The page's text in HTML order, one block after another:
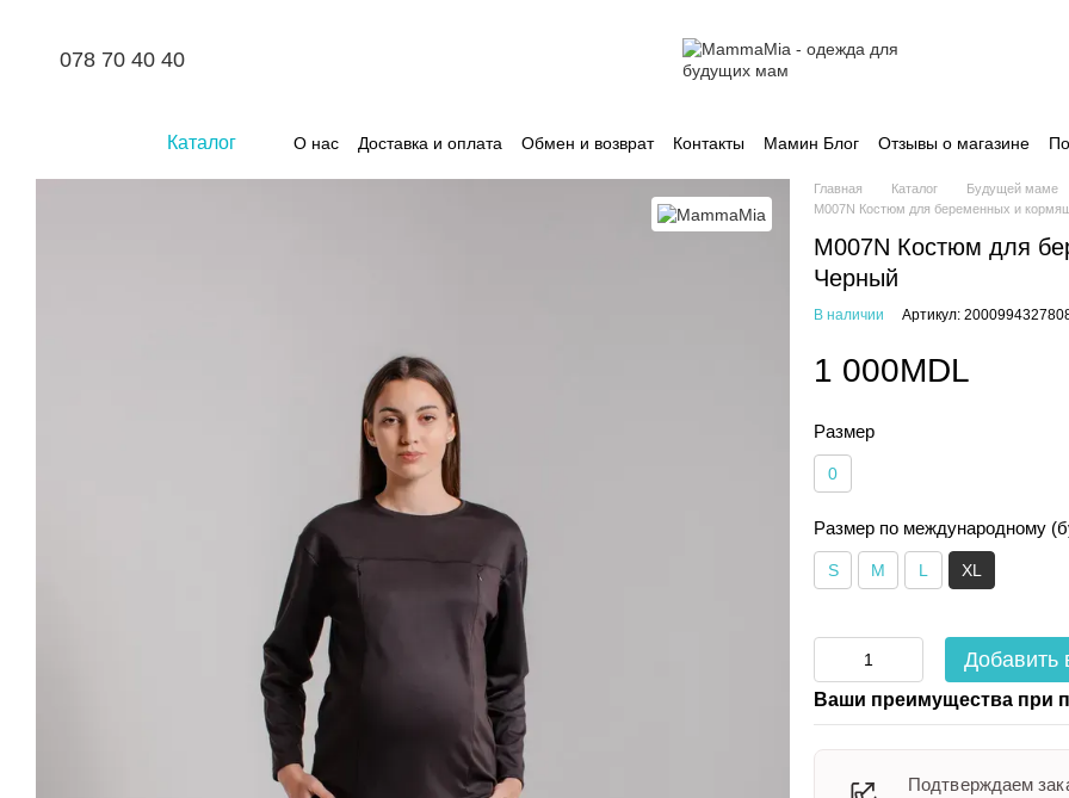
078 70 40 40
Каталог О нас Доставка и оплата Обмен и возврат Контакты Мамин Блог Отзывы о магазине
Главная Каталог Будущей маме
M007N Костюм для беременных и
M007N Костюм для
Черный
В наличии Артикул:
1 000MDL
Размер
0
Размер по международному
S M L XL
Добавить
Ваши преимущества при
Подтверждаем